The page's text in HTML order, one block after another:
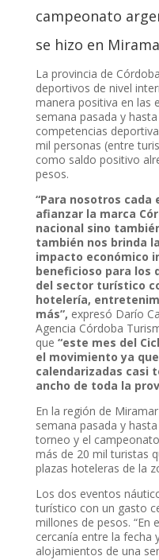
campeonato
se hizo en
La provincia de
deportivos de nivel
manera positiva en las
semana pasada y
competencias
mil personas (entre
como saldo positivo
pesos.
“Para nosotros cada
afianzar la marca
nacional sino
también nos brinda
impacto económico
beneficioso para los
del sector turístico
hotelería,
más”, expresó Darío
Agencia Córdoba
que “este mes del
el movimiento ya
calendarizadas casi
ancho de toda la
En la región de
semana pasada y
torneo y el
más de 20 mil turistas
plazas hoteleras de la
Los dos eventos
turístico con un gasto
millones de pesos. “En
cercanía entre la fecha
alojamientos de una